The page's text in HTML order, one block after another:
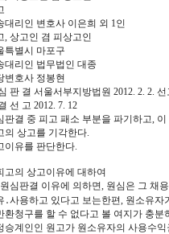
대리인 변호사 이은희 외 1인
, 상고인 겸 피상고인
특별시 마포구
대리인 법무법인 대종
변호사 정봉현
판 결 서울서부지방법원 2012. 2. 2. 선
선 고 2012. 7. 12
판결 중 피고 패소 부분을 파기하고,
의 상고를 기각한다.
이유를 판단한다.
고의 상고이유에 대하여
심판결 이유에 의하면, 원심은 그 채
․사용하고 있다고 보는한편, 원소유
환청구를 할 수 없다고 볼 여지가 충
승계인인 원고가 원소유자의 사용수